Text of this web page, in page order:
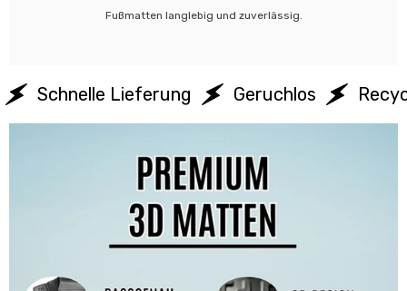
Fußmatten langlebig und zuverlässig.
Schnelle Lieferung Geruchlos